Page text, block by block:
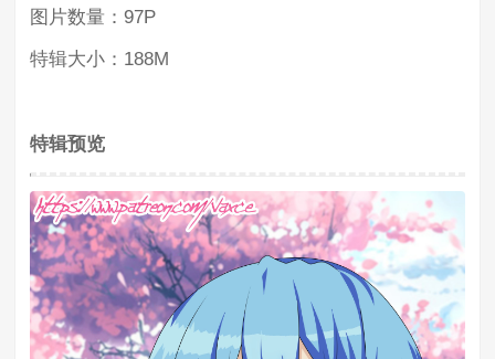
图片数量：97P
特辑大小：188M
特辑预览